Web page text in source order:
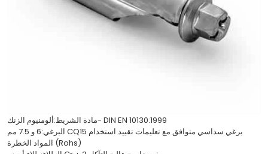
مادة الشريط:ألومنيوم الزنك- DIN EN 10130:1999
البرغي:6 و 7.5 مم CQ15 برغي سداسي متوافق مع تعليمات تقييد استخدام
المواد الخطرة (Rohs)